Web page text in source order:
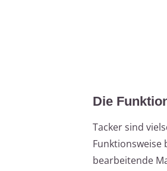
Die
Tacker sind
Funktionsweise
bearbeitende